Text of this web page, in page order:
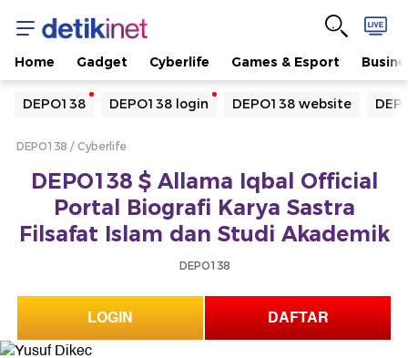
Home Gadget Cyberlife Games & Esport
DEPO138 DEPO138 login DEPO138 website
Yang sedang ramai dicari
Loading...
Loading...
DEPO138 Cyberlife
DEPO138 $ Allama Iqbal Official
Portal Biografi Karya Sastra
Filsafat Islam dan Studi Akademik
DEPO138
LOGIN DAFTAR